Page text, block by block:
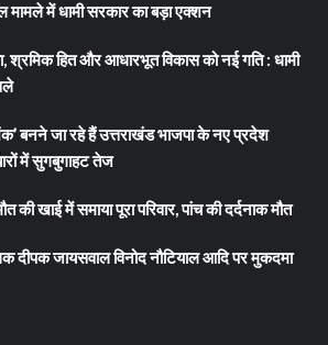
में धामी सरकार का बड़ा एक्शन
श्रमिक हित और आधारभूत विकास को नई गति : धामी
बनने जा रहे हैं उत्तराखंड भाजपा के नए प्रदेश
में सुगबुगाहट तेज
खाई में समाया पूरा परिवार, पांच की दर्दनाक मौत
दीपक जायसवाल विनोद नौटियाल आदि पर मुकदमा